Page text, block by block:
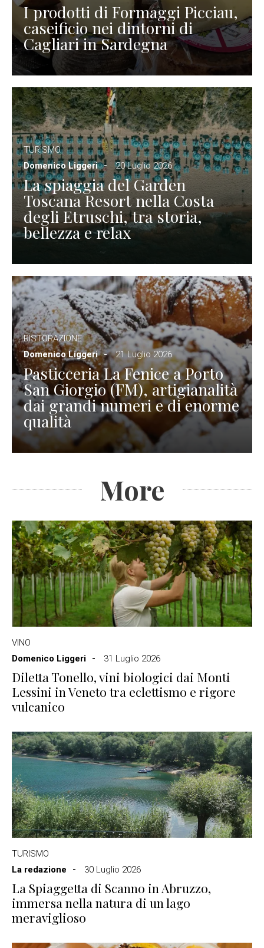
I prodotti di Formaggi Picciau,
caseificio nei dintorni di
Cagliari in Sardegna
TURISMO
Domenico Liggeri
20 Luglio 2026
La spiaggia del Garden
Toscana Resort nella Costa
degli Etruschi, tra storia,
bellezza e relax
RISTORAZIONE
Domenico Liggeri
21 Luglio 2026
Pasticceria La Fenice a Porto
San Giorgio (FM), artigianalità
dai grandi numeri e di enorme
qualità
More
VINO
Domenico Liggeri
31 Luglio 2026
Diletta Tonello, vini biologici dai Monti
Lessini in Veneto tra eclettismo e rigore
vulcanico
TURISMO
La redazione
30 Luglio 2026
La Spiaggetta di Scanno in Abruzzo,
immersa nella natura di un lago
meraviglioso